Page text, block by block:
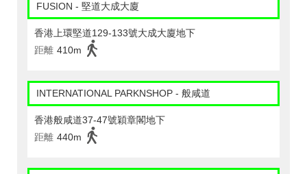
FUSION - 堅道大成大廈
香港上環堅道129-133號大成大廈地下
距離 410m
INTERNATIONAL PARKNSHOP - 般咸道
香港般咸道37-47號穎章閣地下
距離 440m